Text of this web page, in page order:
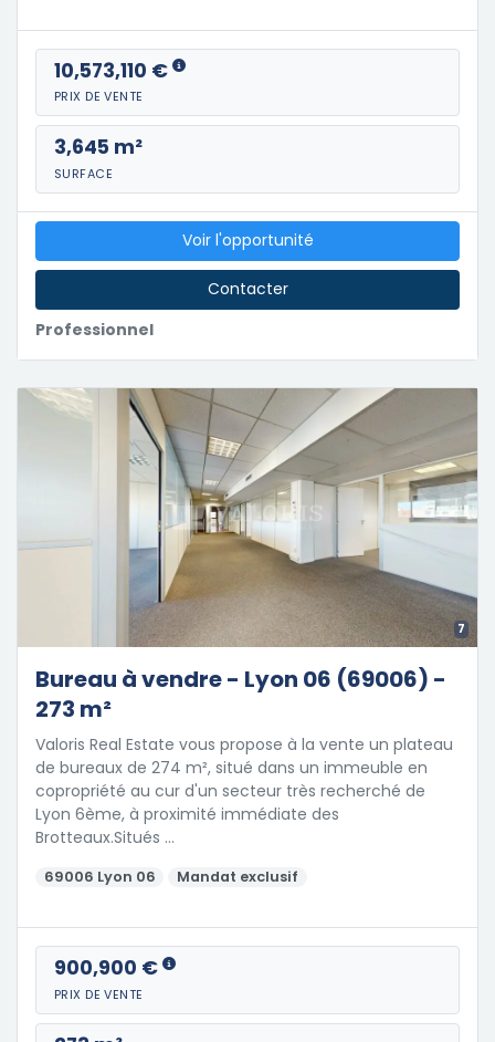
10,573,110 €
PRIX DE VENTE
3,645 m²
SURFACE
Professionnel
Voir l'opportunité
Contacter
7
Bureau à vendre - Lyon 06 (69006) -
273 m²
Valoris Real Estate vous propose à la vente un plateau
de bureaux de 274 m², situé dans un immeuble en
copropriété au cur d'un secteur très recherché de
Lyon 6ème, à proximité immédiate des
Brotteaux.Situés …
69006 Lyon 06 Mandat exclusif
900,900 €
PRIX DE VENTE